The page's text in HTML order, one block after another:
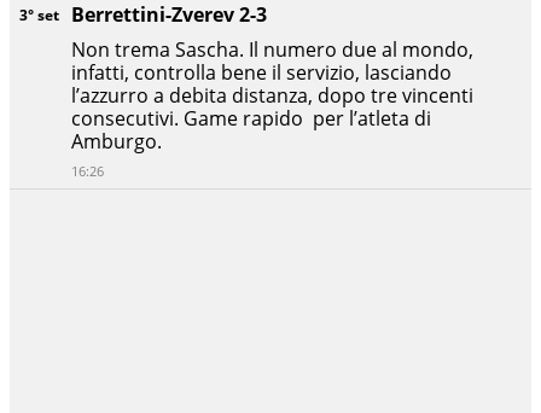
3° set
Berrettini-Zverev 2-3
Non trema Sascha. Il numero due al mondo,
infatti, controlla bene il servizio, lasciando
l’azzurro a debita distanza, dopo tre vincenti
consecutivi. Game rapido per l’atleta di
Amburgo.
16:26